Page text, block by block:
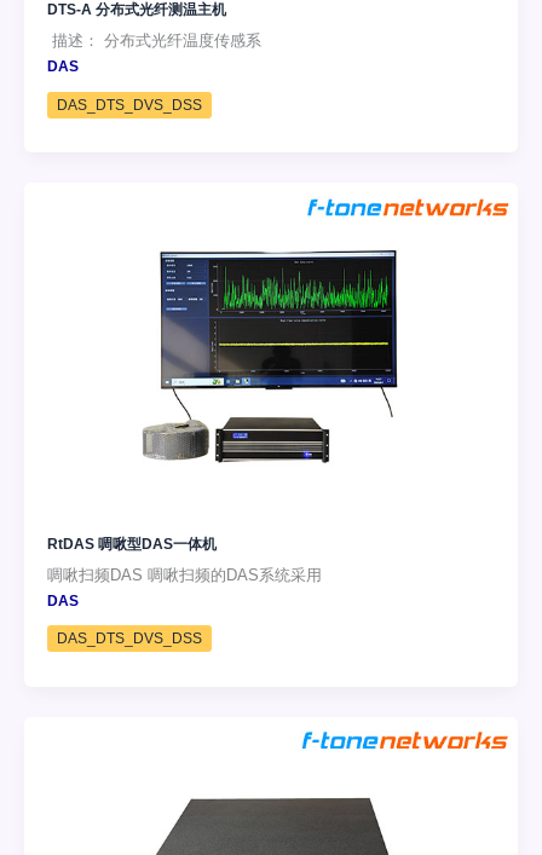
DTS-A 分布式光纤测温主机
描述： 分布式光纤温度传感系
DAS
DAS_DTS_DVS_DSS
RtDAS 啁啾型DAS一体机
啁啾扫频DAS 啁啾扫频的DAS系统采用
DAS
DAS_DTS_DVS_DSS